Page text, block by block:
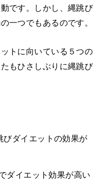
です。しかし、縄跳び
一つでもあるのです。
トに向いている５つの
もひさしぶりに縄跳び
びダイエットの効果が
ダイエット効果が高い